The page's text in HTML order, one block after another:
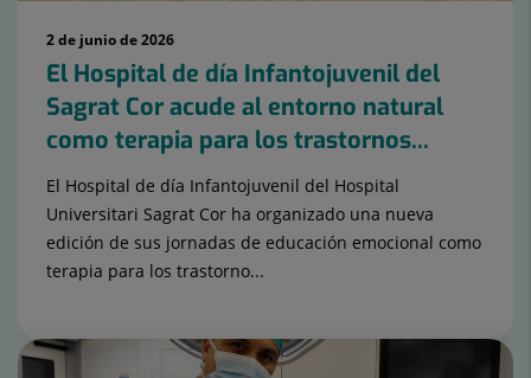
2 de junio de 2026
El Hospital de día Infantojuvenil del
Sagrat Cor acude al entorno natural
como terapia para los trastornos...
El Hospital de día Infantojuvenil del Hospital
Universitari Sagrat Cor ha organizado una nueva
edición de sus jornadas de educación emocional como
terapia para los trastorno...